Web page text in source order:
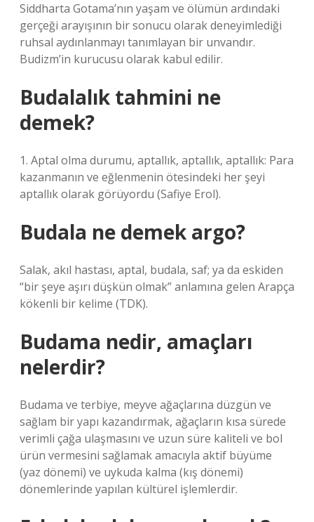
Siddharta Gotama’nın yaşam ve ölümün ardındaki
gerçeği arayışının bir sonucu olarak deneyimlediği
ruhsal aydınlanmayı tanımlayan bir unvandır.
Budizm’in kurucusu olarak kabul edilir.
Budalalık tahmini ne
demek?
1. Aptal olma durumu, aptallık, aptallık, aptallık: Para
kazanmanın ve eğlenmenin ötesindeki her şeyi
aptallık olarak görüyordu (Safiye Erol).
Budala ne demek argo?
Salak, akıl hastası, aptal, budala, saf; ya da eskiden
“bir şeye aşırı düşkün olmak” anlamına gelen Arapça
kökenli bir kelime (TDK).
Budama nedir, amaçları
nelerdir?
Budama ve terbiye, meyve ağaçlarına düzgün ve
sağlam bir yapı kazandırmak, ağaçların kısa sürede
verimli çağa ulaşmasını ve uzun süre kaliteli ve bol
ürün vermesini sağlamak amacıyla aktif büyüme
(yaz dönemi) ve uykuda kalma (kış dönemi)
dönemlerinde yapılan kültürel işlemlerdir.